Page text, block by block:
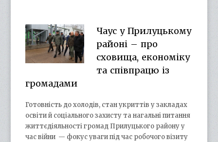
Чаус у Прилуцькому
районі – про
сховища, економіку
та співпрацю із
громадами
Готовність до холодів, стан укриттів у закладах
освіти й соціального захисту та нагальні питання
життєдіяльності громад Прилуцького району у
час війни — фокус уваги під час робочого візиту